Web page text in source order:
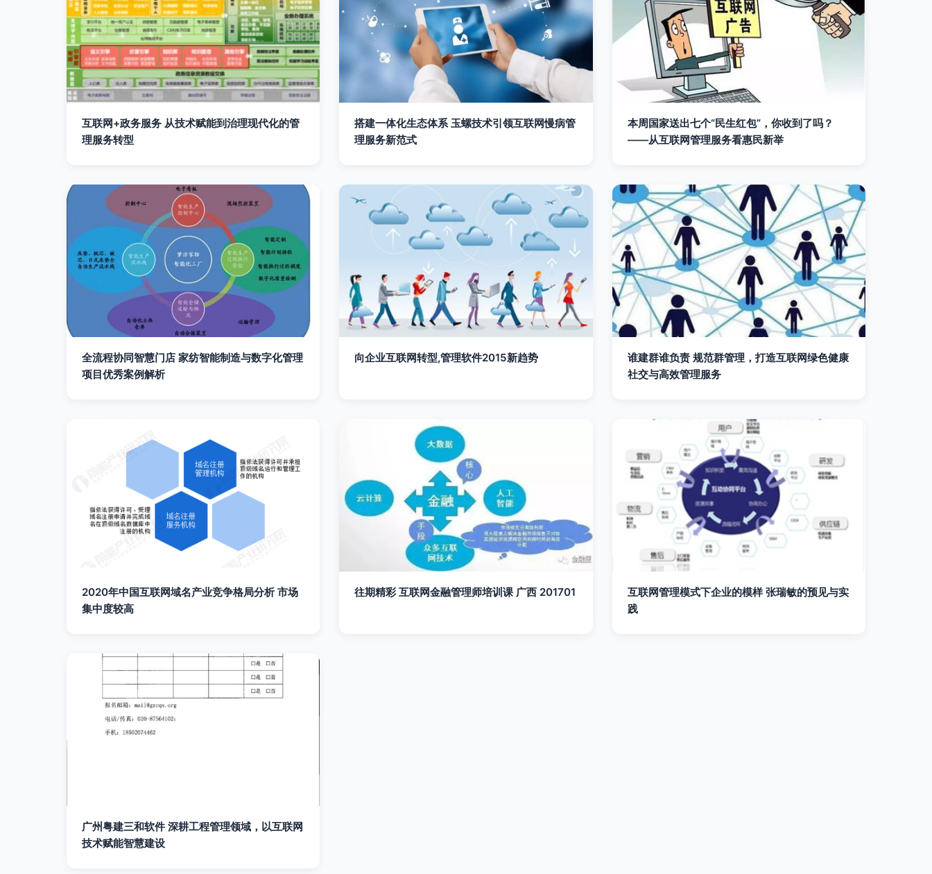
互联网+政务服务 从技术赋能到治理现代化的管
理服务转型
搭建一体化生态体系 玉螺技术引领互联网慢病管
理服务新范式
本周国家送出七个“民生红包”，你收到了吗？
——从互联网管理服务看惠民新举
全流程协同智慧门店 家纺智能制造与数字化管理
项目优秀案例解析
向企业互联网转型,管理软件2015新趋势
谁建群谁负责 规范群管理，打造互联网绿色健康
社交与高效管理服务
2020年中国互联网域名产业竞争格局分析 市场
集中度较高
往期精彩 互联网金融管理师培训课 广西 201701
互联网管理模式下企业的模样 张瑞敏的预见与实
践
广州粤建三和软件 深耕工程管理领域，以互联网
技术赋能智慧建设